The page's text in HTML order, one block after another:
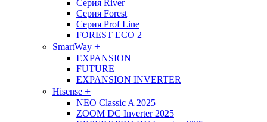
Серия River
Серия Forest
Cерия Prof Line
FOREST ECO 2
SmartWay +
EXPANSION
FUTURE
EXPANSION INVERTER
Hisense +
NEO Classic A 2025
ZOOM DC Inverter 2025